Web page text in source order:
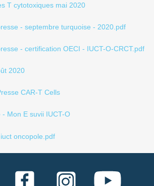
T cytotoxiques mai 2020
- septembre turquoise - 2020.pdf
- certification OECI - IUCT-O-CRCT.pdf
2020
CAR-T Cells
Mon E suvii IUCT-O
oncopole.pdf